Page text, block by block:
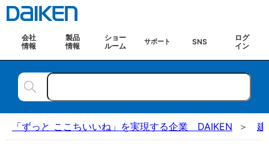
会社
情報
製品
情報
ショー
ルーム
サポート SNS
ログ
イン
「ずっと ここちいいね」を実現する企業 DAIKEN 建